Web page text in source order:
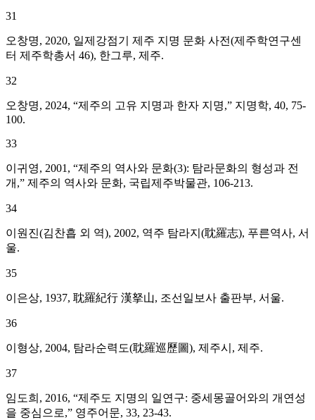
31
오창명, 2020, 일제강점기 제주 지명 문화 사전(제주학연구센
터 제주학총서 46), 한그루, 제주.
32
오창명, 2024, “제주의 고유 지명과 한자 지명,” 지명학, 40, 75-
100.
33
이귀영, 2001, “제주의 역사와 문화(3): 탐라문화의 형성과 전
개,” 제주의 역사와 문화, 국립제주박물관, 106-213.
34
이원진(김찬흡 외 역), 2002, 역주 탐라지(耽羅志), 푸른역사, 서
울.
35
이은상, 1937, 耽羅紀行 漢拏山, 조선일보사 출판부, 서울.
36
이형상, 2004, 탐라순력도(耽羅巡歷圖), 제주시, 제주.
37
임도희, 2016, “제주도 지명의 일연구: 중세몽골어와의 개연성
을 중심으로,” 영주어문, 33, 23-43.